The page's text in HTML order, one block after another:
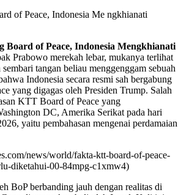
Board of Peace, Indonesia Mengkhianati
Prabowo merekah lebar, mukanya terlihat
tangan beliau menggenggam sebuah
Indonesia secara resmi sah bergabung
yang digagas oleh Presiden Trump. Salah
KTT Board of Peace yang
DC, Amerika Serikat pada hari
yaitu pembahasan mengenai perdamaian
news/world/fakta-ktt-board-of-peace-
diketahui-00-84mpg-c1xmw4)
BoP berbanding jauh dengan realitas di